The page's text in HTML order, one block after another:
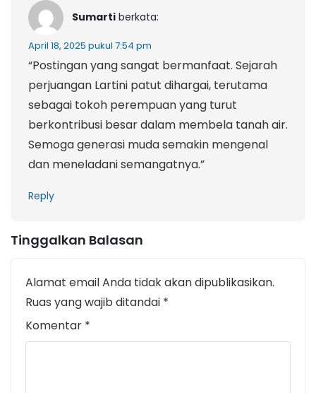
Sumarti berkata:
April 18, 2025 pukul 7:54 pm
“Postingan yang sangat bermanfaat. Sejarah
perjuangan Lartini patut dihargai, terutama
sebagai tokoh perempuan yang turut
berkontribusi besar dalam membela tanah air.
Semoga generasi muda semakin mengenal
dan meneladani semangatnya.”
Reply
Tinggalkan Balasan
Alamat email Anda tidak akan dipublikasikan.
Ruas yang wajib ditandai *
Komentar *